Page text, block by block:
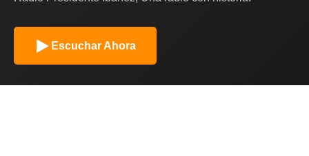
Escuchar Ahora